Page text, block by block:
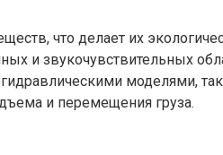
что делает их
и звукочувствительных
моделями,
и перемещения груза.